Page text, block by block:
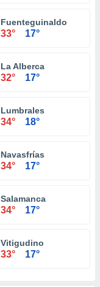
Fuenteguinaldo
33° 17°
La Alberca
32° 17°
Lumbrales
34° 18°
Navasfrías
34° 17°
Salamanca
34° 17°
Vitigudino
33° 17°